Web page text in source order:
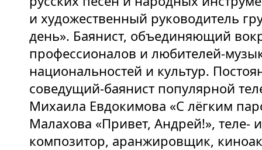
и художественный руководитель
день». Баянист, объединяющий
профессионалов и любителей-
национальностей и культур.
соведущий-баянист популярной
Михаила Евдокимова «С лёгким
Малахова «Привет, Андрей!», теле-
композитор, аранжировщик,